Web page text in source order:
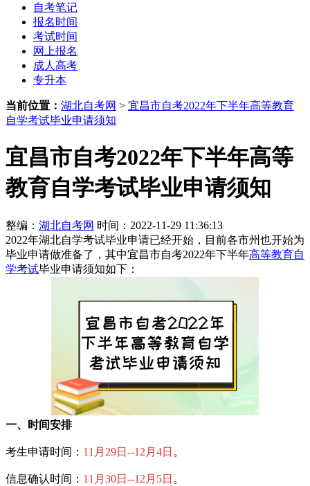
自考笔记
报名时间
考试时间
网上报名
成人高考
专升本
当前位置： 湖北自考网 > 宜昌市自考2022年下半年高等教育
自学考试毕业申请须知
宜昌市自考2022年下半年高等
教育自学考试毕业申请须知
整编： 湖北自考网 时间：2022-11-29 11:36:13
2022年湖北自学考试毕业申请已经开始，目前各市州也开始为
毕业申请做准备了，其中宜昌市自考2022年下半年高等教育自
学考试毕业申请须知如下：
一、时间安排
考生申请时间： 11月29日--12月4日 。
信息确认时间： 11月30日--12月5日 。